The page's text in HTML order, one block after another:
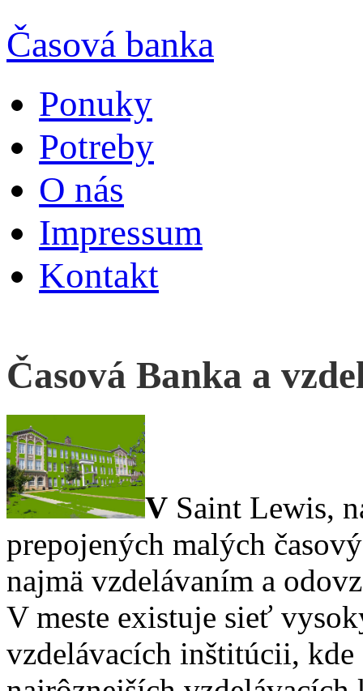
Časová banka
Ponuky
Potreby
O nás
Impressum
Kontakt
Časová Banka a
V Saint Lewis,
prepojených malých
najmä vzdelávaním a
V meste existuje sieť
vzdelávacích inštitúcii, kde